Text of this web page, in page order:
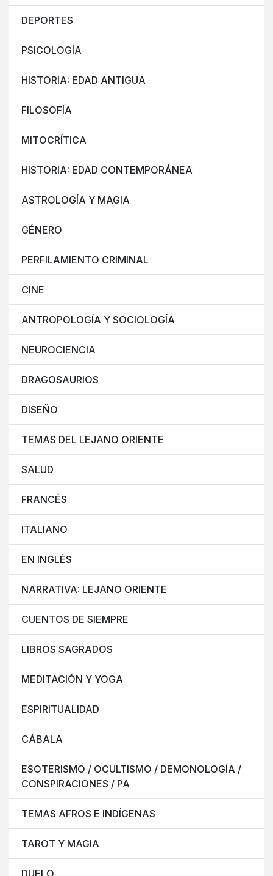
DEPORTES
PSICOLOGÍA
HISTORIA: EDAD ANTIGUA
FILOSOFÍA
MITOCRÍTICA
HISTORIA: EDAD CONTEMPORÁNEA
ASTROLOGÍA Y MAGIA
GÉNERO
PERFILAMIENTO CRIMINAL
CINE
ANTROPOLOGÍA Y SOCIOLOGÍA
NEUROCIENCIA
DRAGOSAURIOS
DISEÑO
TEMAS DEL LEJANO ORIENTE
SALUD
FRANCÉS
ITALIANO
EN INGLÉS
NARRATIVA: LEJANO ORIENTE
CUENTOS DE SIEMPRE
LIBROS SAGRADOS
MEDITACIÓN Y YOGA
ESPIRITUALIDAD
CÁBALA
ESOTERISMO / OCULTISMO / DEMONOLOGÍA /
CONSPIRACIONES / PA
TEMAS AFROS E INDÍGENAS
TAROT Y MAGIA